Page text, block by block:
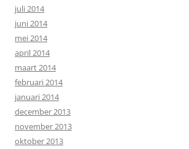
juli 2014
juni 2014
mei 2014
april 2014
maart 2014
februari 2014
januari 2014
december 2013
november 2013
oktober 2013